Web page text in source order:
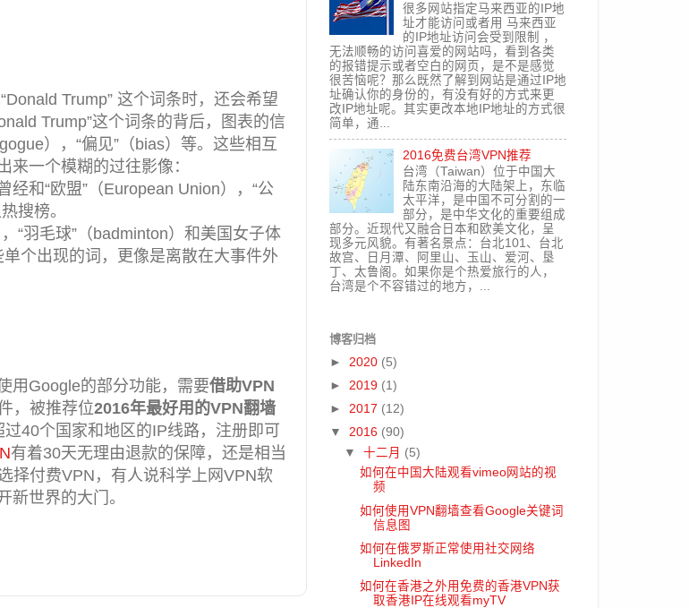
Trump” 这个词条时，还会希望
Trump”这个词条的背后，图表的信
），“偏见”（bias）等。这些相互
一个模糊的过往影像：
经和“欧盟”（European Union），“公
搜榜。
“羽毛球”（badminton）和美国女子体
个出现的词，更像是离散在大事件外
用Google的部分功能，需要借助VPN
，被推荐位2016年最好用的VPN翻墙
过40个国家和地区的IP线路，注册即可
有着30天无理由退款的保障，还是相当
择付费VPN，有人说科学上网VPN软
新世界的大门。
很多网站指定马来西亚的IP地
址才能访问或者用 马来西亚
的IP地址访问会受到限制 ，
无法顺畅的访问喜爱的网站吗，看到各类
的报错提示或者空白的网页，是不是感觉
很苦恼呢？那么既然了解到网站是通过IP地
址确认你的身份的，有没有好的方式来更
改IP地址呢。其实更改本地IP地址的方式很
简单，通...
2016免费台湾VPN推荐
台湾（Taiwan）位于中国大
陆东南沿海的大陆架上，东临
太平洋，是中国不可分割的一
部分，是中华文化的重要组成
部分。近现代又融合日本和欧美文化，呈
现多元风貌。有著名景点：台北101、台北
故宫、日月潭、阿里山、玉山、爱河、垦
丁、太鲁阁。如果你是个热爱旅行的人，
台湾是个不容错过的地方，...
博客归档
► 2020 (5)
► 2019 (1)
► 2017 (12)
▼ 2016 (90)
▼十二月 (5)
如何在中国大陆观看vimeo网站的视
频
如何使用VPN翻墙查看Google关键词
信息图
如何在俄罗斯正常使用社交网络
LinkedIn
如何在香港之外用免费的香港VPN获
取香港IP在线观看myTV